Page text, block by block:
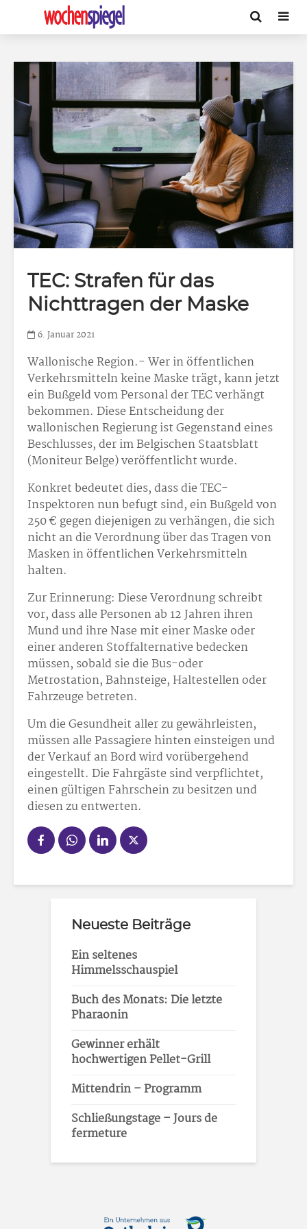
TEC: Strafen für das
Nichttragen der Maske
6. Januar 2021
Wallonische Region.- Wer in öffentlichen
Verkehrsmitteln keine Maske trägt, kann jetzt
ein Bußgeld vom Personal der TEC verhängt
bekommen. Diese Entscheidung der
wallonischen Regierung ist Gegenstand eines
Beschlusses, der im Belgischen Staatsblatt
(Moniteur Belge) veröffentlicht wurde.
Konkret bedeutet dies, dass die TEC-
Inspektoren nun befugt sind, ein Bußgeld von
250 € gegen diejenigen zu verhängen, die sich
nicht an die Verordnung über das Tragen von
Masken in öffentlichen Verkehrsmitteln
halten.
Zur Erinnerung: Diese Verordnung schreibt
vor, dass alle Personen ab 12 Jahren ihren
Mund und ihre Nase mit einer Maske oder
einer anderen Stoffalternative bedecken
müssen, sobald sie die Bus-oder
Metrostation, Bahnsteige, Haltestellen oder
Fahrzeuge betreten.
Um die Gesundheit aller zu gewährleisten,
müssen alle Passagiere hinten einsteigen und
der Verkauf an Bord wird vorübergehend
eingestellt. Die Fahrgäste sind verpflichtet,
einen gültigen Fahrschein zu besitzen und
diesen zu entwerten.
Neueste Beiträge
Ein seltenes
Himmelsschauspiel
Buch des Monats: Die letzte
Pharaonin
Gewinner erhält
hochwertigen Pellet-Grill
Mittendrin – Programm
Schließungstage – Jours de
fermeture